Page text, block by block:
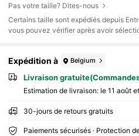
Pas votre taille? Dites-nous
​Certains taille sont expédiés depuis
vous pouvez vérifier après avoir
Expédition à Belgium
Livraison
Estimation de livraison: le 11 août
30-jours de retours gratuits
Paiements sécurisés · Protection